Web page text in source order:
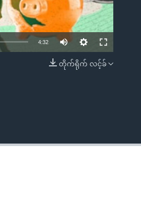
EMBED
4:32
240p
တိုက်ရိုက် လင့်ခ်